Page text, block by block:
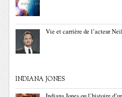
Vie et carrière de l’acteur
INDIANA JONES